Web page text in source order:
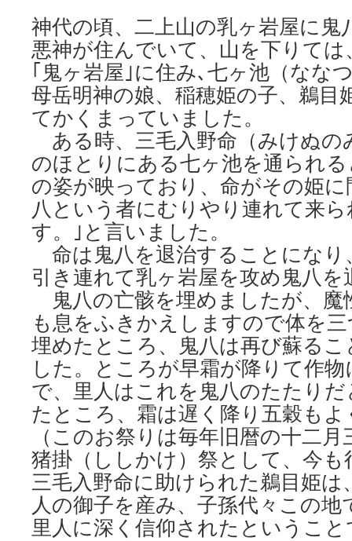
神代の頃、二上山の乳ヶ岩屋に鬼
悪神が住んでいて、山を下りて
｢鬼ヶ岩屋｣に住み､七ヶ池（なな
母岳明神の娘、稲穂姫の子、鵜目
てかくまっていました。
ある時、三毛入野命（みけぬの
のほとりにある七ヶ池を通られ
の姿が映っており、命がその姫
八という者にむりやり連れて来
す。｣と言いました。
命は鬼八を退治することになり
引き連れて乳ヶ岩屋を攻め鬼八
鬼八の亡骸を埋めましたが、魔
も息をふきかえしますので体を
埋めたところ、鬼八は再び蘇る
した。ところが早霜が降りて作
で、里人はこれを鬼八のたたり
たところ、霜は遅く降り五穀も
（このお祭りは毎年旧暦の十二
猪掛（ししかけ）祭として、今
三毛入野命に助けられた鵜目姫
人の御子を産み、子孫代々この
里人に深く信仰されたというこ